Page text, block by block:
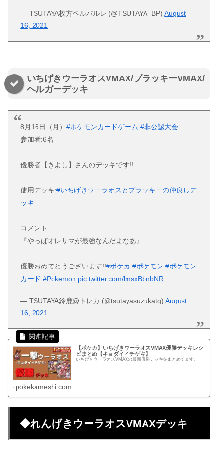
— TSUTAYA枚方ベルパルレ (@TSUTAYA_BP)August
16, 2021
いちげきウーラオスVMAX/ブラッキーVMAX/
ヘルガーデッキ
8月16日（月）#ポケモンカードゲーム #非公認大会
参加者:6名
優勝者【きよし】さんのデッキです!!
使用デッキ:#いちげきウーラオスとブラッキーの仲良しデ
ッキ
コメント
『やっぱオレサマが最強なんだよなあ』
優勝おめでとうございます!!#ポケカ #ポケモン #ポケモン
カード #Pokemon pic.twitter.com/lmsxBbnbNR
— TSUTAYA鈴鹿@トレカ (@tsutayasuzukatg)August
16, 2021
【ポケカ】いちげきウーラオスVMAX優勝デッキレシ
ピまとめ【キョダイイチゲキ】
いちげきウーラオスVMAXの最新優勝デッキをまとめてます。
pokekameshi.com
◆れんげきウーラオスVMAXデッキ